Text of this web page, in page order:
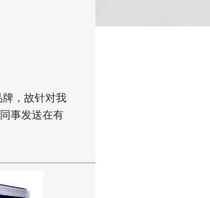
，故针对我
事发送在有